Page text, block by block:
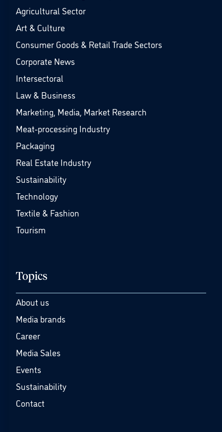
Agricultural Sector
Art & Culture
Consumer Goods & Retail Trade Sectors
Corporate News
Intersectoral
Law & Business
Marketing, Media, Market Research
Meat-processing Industry
Packaging
Real Estate Industry
Sustainability
Technology
Textile & Fashion
Tourism
Topics
About us
Media brands
Career
Media Sales
Events
Sustainability
Contact